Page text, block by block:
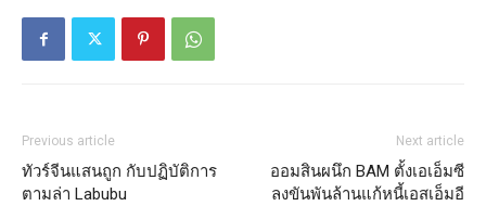
Previous article
ทัวร์จีนแสนถูก กับปฏิบัติการ
ตามล่า Labubu
Next article
ออมสินผนึก BAM ตั้งเอเอ็มซี
ลงขันพันล้านแก้หนี้เอสเอ็มอี